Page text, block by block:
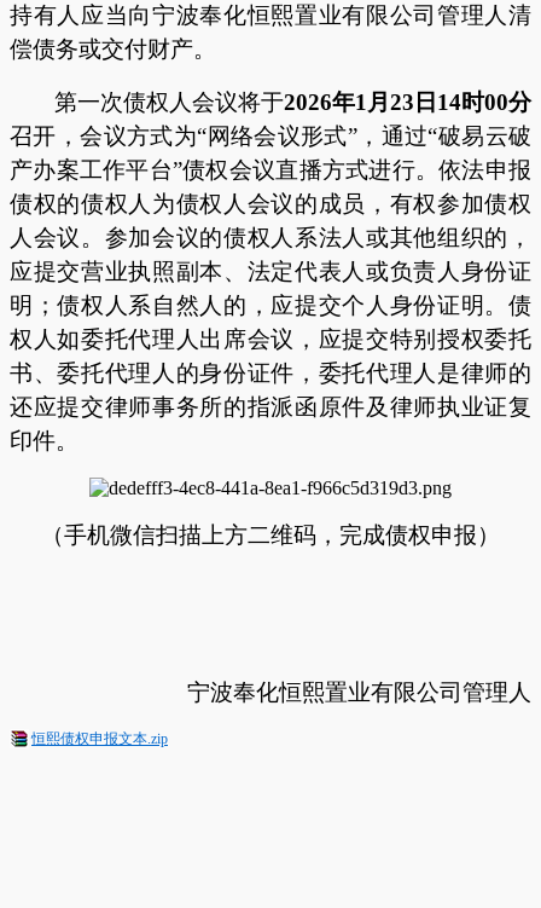
持有人应当向宁波奉化恒熙置业有限公司 管理人清
偿债务或交付财产。
第一次债权人会议将于2026年1 月 23 日 14时00分
召开，会议方式为“网络会议形式”，通过“破易云破
产办案工作平台”债权会议直播方式进行。依法申报
债权的债权人为债权人会议的成员，有权参加债权
人会议。参加会议的债权人系法人或其他组织的，
应提交营业执照副本、法定代表人或负责人身份证
明；债权人系自然人的，应提交个人身份证明。债
权人如委托代理人出席会议，应提交特别授权委托
书、委托代理人的身份证件，委托代理人是律师的
还应提交律师事务所的指派函原件及律师执业证复
印件。
（手机微信扫描上方二维码，完成债权申报）
宁波奉化恒熙置业有限公司管理人
恒熙债权申报文本.zip